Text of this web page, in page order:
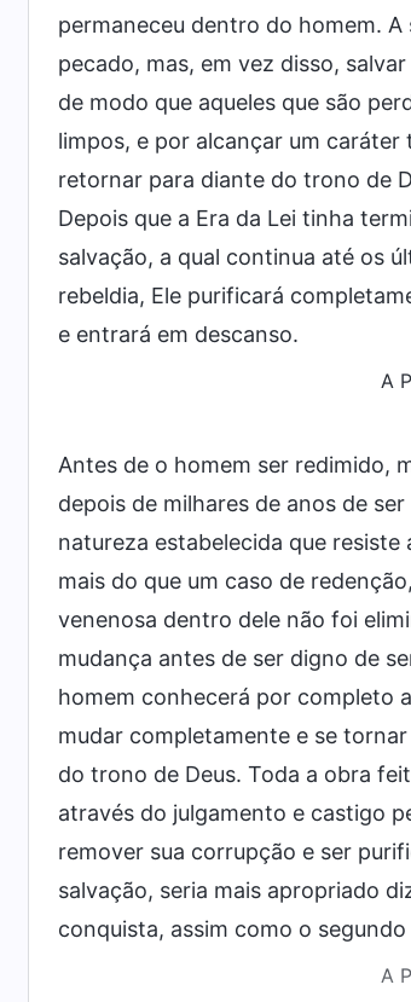
permaneceu dentro do homem.
pecado, mas, em vez disso,
de modo que aqueles que são
limpos, e por alcançar um
retornar para diante do trono de
Depois que a Era da Lei tinha
salvação, a qual continua até os
rebeldia, Ele purificará
e entrará em descanso.
A
Antes de o homem ser redimido,
depois de milhares de anos de
natureza estabelecida que
mais do que um caso de
venenosa dentro dele não foi
mudança antes de ser digno de
homem conhecerá por completo
mudar completamente e se
do trono de Deus. Toda a obra
através do julgamento e castigo
remover sua corrupção e ser
salvação, seria mais apropriado
conquista, assim como o
A